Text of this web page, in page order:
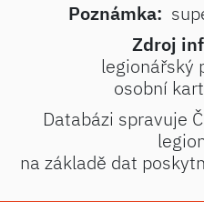
Poznámka:
Zdroj
legionářský
osobní
Databázi spravuje
na základě dat